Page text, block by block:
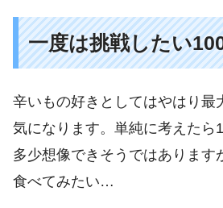
一度は挑戦したい
辛いもの好きとしてはやはり最
気になります。単純に考えたら
多少想像できそうではあります
食べてみたい…